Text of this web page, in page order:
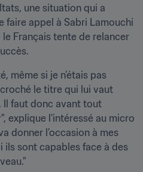
une situation qui a
faire appel à Sabri Lamouchi
le Français tente de relancer
même si je n’étais pas
le titre qui lui vaut
Il faut donc avant tout
explique l'intéressé au micro
donner l’occasion à mes
ils sont capables face à des